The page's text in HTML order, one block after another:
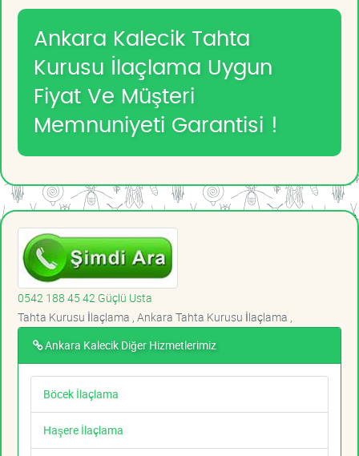
Ankara Kalecik Tahta
Kurusu İlaçlama Uygun
Fiyat Ve Müşteri
Memnuniyeti Garantisi !
0542 188 45 42 Güçlü Usta
Tahta Kurusu İlaçlama , Ankara Tahta Kurusu İlaçlama ,
Ankara Kalecik Diğer Hizmetlerimiz
Böcek İlaçlama
Haşere İlaçlama